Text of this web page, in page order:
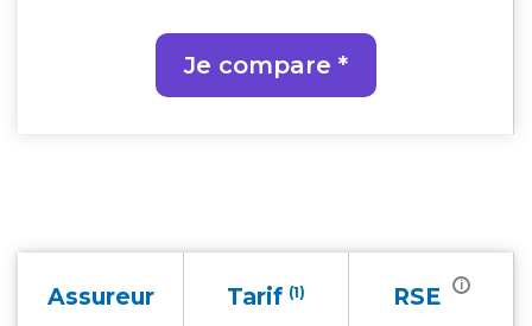
Je compare *
Assureur Tarif (1) RSE i